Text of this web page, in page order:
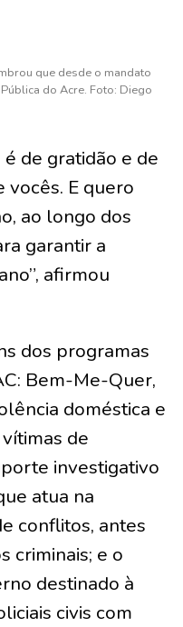
que desde o mandato
do Acre. Foto: Diego
de gratidão e de
E quero
ao longo dos
garantir a
afirmou
dos programas
Bem-Me-Quer,
doméstica e
de
investigativo
atua na
conflitos, antes
criminais; e o
destinado à
civis com